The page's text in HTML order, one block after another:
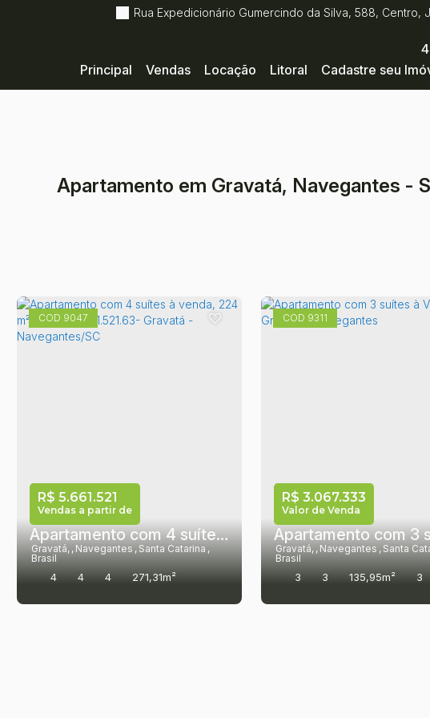
Rua Expedicionário Gumercindo da Silva, 588, Centro,
Cadastre seu
Litoral
Locação
Vendas
Principal
Apartamento em Gravatá, Navegantes -
9047
Apartamento com 4 suítes à venda, 224 m² por R$ 5.661.521.63- Gravatá - Navegantes/SC
R$ 5.661.521
Vendas a partir de
Gravatá , Navegantes , Santa Catarina ,
Brasil
4 4 4 271,31m²
224,42m²
9311
R$ 3.067.333
Valor de Venda
Gravatá , Navegantes , Santa
Brasil
3 3 135,95m² 3
163,29m²